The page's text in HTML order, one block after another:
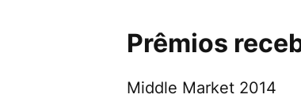
Prêmios
Middle Market 2014